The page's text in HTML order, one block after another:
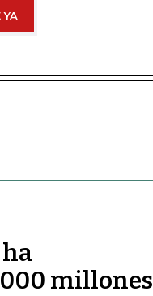
YA
millones